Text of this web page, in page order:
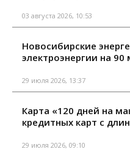
03 августа 2026, 10:53
Новосибирские
электроэнергии на 90
29 июля 2026, 13:37
Карта «120 дней на
кредитных карт с
29 июля 2026, 09:10